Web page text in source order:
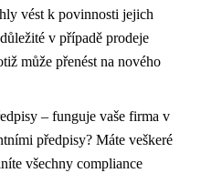
vést k povinnosti jejich
v případě prodeje
může přenést na nového
– funguje vaše firma v
předpisy? Máte veškeré
všechny compliance